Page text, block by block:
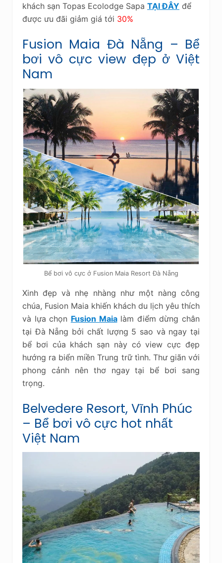
khách sạn Topas Ecolodge Sapa TẠI ĐÂY để
được ưu đãi giảm giá tới 30%
Fusion Maia Đà Nẵng – Bể
bơi vô cực view đẹp ở Việt
Nam
Bể bơi vô cực ở Fusion Maia Resort Đà Nẵng
Xinh đẹp và nhẹ nhàng như một nàng công
chúa, Fusion Maia khiến khách du lịch yêu thích
và lựa chọn Fusion Maialàm điểm dừng chân
tại Đà Nẵng bởi chất lượng 5 sao và ngay tại
bể bơi của khách sạn này có view cực đẹp
hướng ra biển miền Trung trữ tình. Thư giãn với
phong cảnh nên thơ ngay tại bể bơi sang
trọng.
Belvedere Resort, Vĩnh Phúc
– Bể bơi vô cực hot nhất
Việt Nam